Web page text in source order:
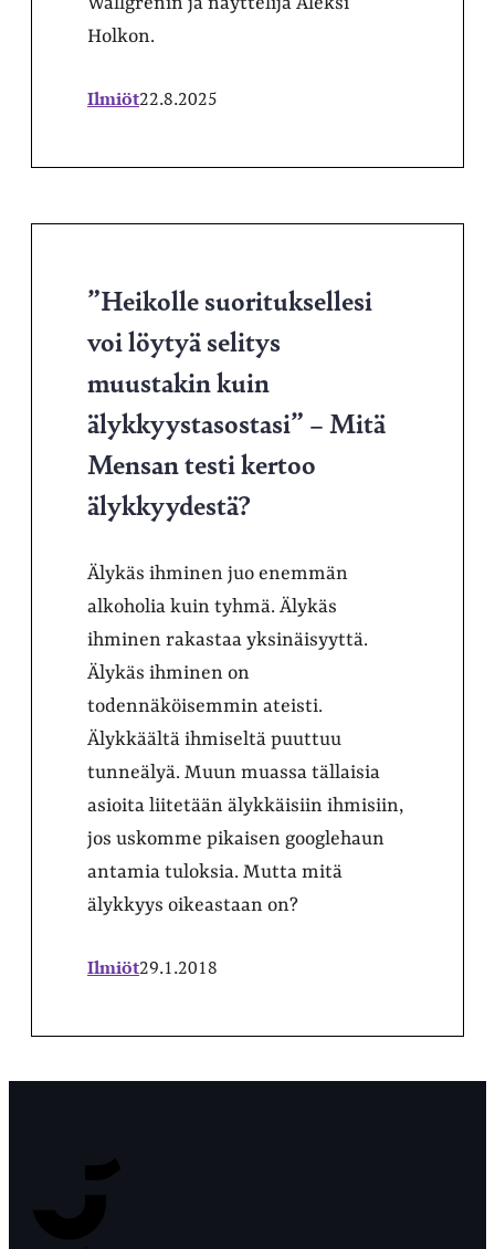
Holkon.
Ilmiöt22.8.2025
”Heikolle suorituksellesi
voi löytyä selitys
muustakin kuin
älykkyystasostasi” – Mitä
Mensan testi kertoo
älykkyydestä?
Älykäs ihminen juo enemmän
alkoholia kuin tyhmä. Älykäs
ihminen rakastaa yksinäisyyttä.
Älykäs ihminen on
todennäköisemmin ateisti.
Älykkäältä ihmiseltä puuttuu
tunneälyä. Muun muassa tällaisia
asioita liitetään älykkäisiin ihmisiin,
jos uskomme pikaisen googlehaun
antamia tuloksia. Mutta mitä
älykkyys oikeastaan on?
Ilmiöt29.1.2018